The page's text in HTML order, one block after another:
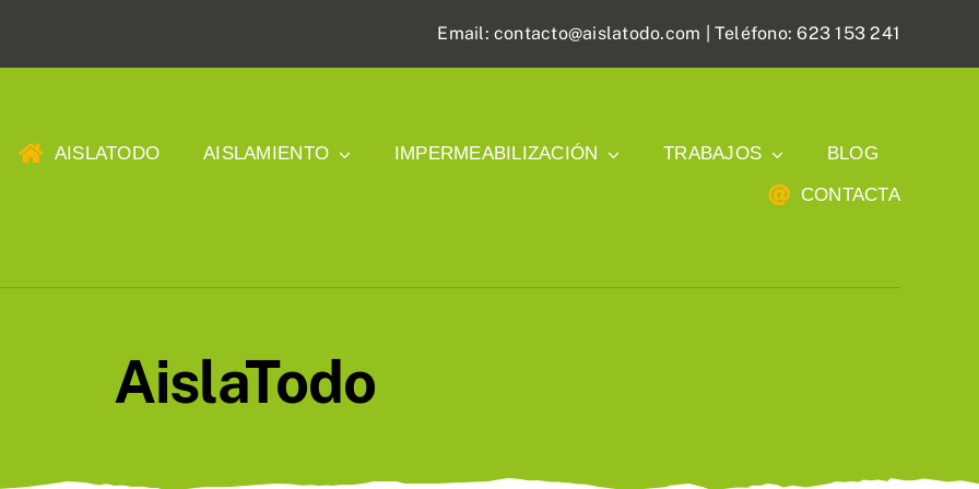
Email: contacto@aislatodo.com | Teléfono: 623 153 241
AISLATODO AISLAMIENTO IMPERMEABILIZACIÓN TRABAJOS
BLOG
CONTACTA
AislaTodo